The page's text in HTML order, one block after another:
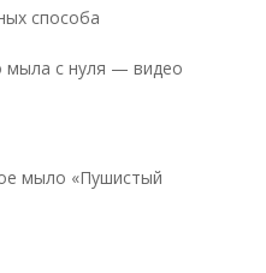
способа
мыла с нуля — видео
мыло «Пушистый